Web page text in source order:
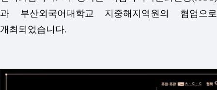
과 부산외국어대학교 지중해지역원의 협업으로
개최되었습니다.